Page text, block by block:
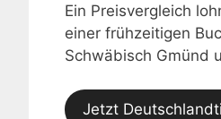
Ein Preisvergleich
einer frühzeitigen
Schwäbisch Gmünd
Jetzt